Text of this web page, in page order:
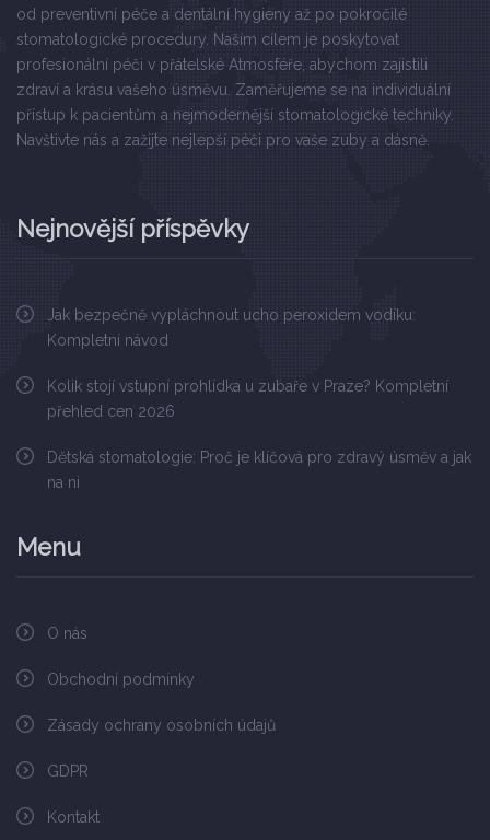
od preventivní péče a dentální hygieny až po pokročilé
stomatologické procedury. Naším cílem je poskytovat
profesionální péči v přátelské Atmosféře, abychom zajistili
zdraví a krásu vašeho úsměvu. Zaměřujeme se na individuální
přístup k pacientům a nejmodernější stomatologické techniky.
Navštivte nás a zažijte nejlepší péči pro vaše zuby a dásně.
Nejnovější příspěvky
Jak bezpečně vypláchnout ucho peroxidem vodíku:
Kompletní návod
Kolik stojí vstupní prohlídka u zubaře v Praze? Kompletní
přehled cen 2026
Dětská stomatologie: Proč je klíčová pro zdravý úsměv a jak
na ni
Menu
O nás
Obchodní podmínky
Zásady ochrany osobních údajů
GDPR
Kontakt